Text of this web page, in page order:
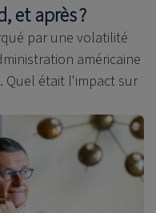
et après ?
par une volatilité
américaine
Quel était l'impact sur